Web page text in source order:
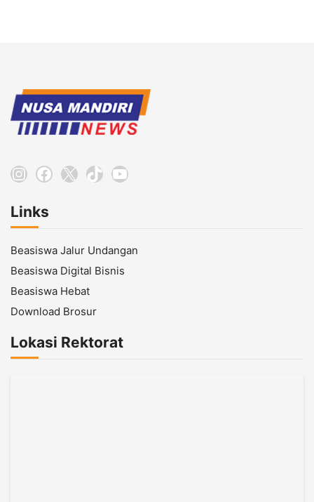
Instagram
Facebook
X TikTokYouTube
Links
Beasiswa Jalur Undangan
Beasiswa Digital Bisnis
Beasiswa Hebat
Download Brosur
Lokasi Rektorat